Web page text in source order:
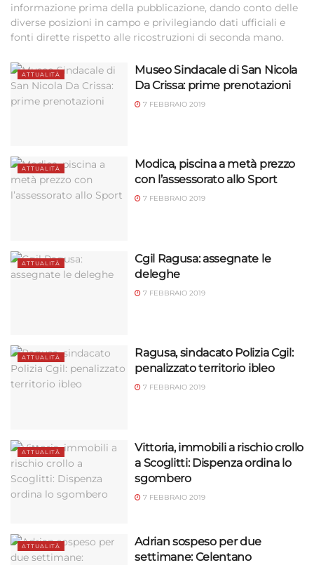
informazione prima della pubblicazione, dando conto delle
diverse posizioni in campo e privilegiando dati ufficiali e
fonti dirette rispetto alle ricostruzioni di seconda mano.
ATTUALITÀ
Museo Sindacale di San Nicola
Da Crissa: prime prenotazioni
7 FEBBRAIO 2019
ATTUALITÀ
Modica, piscina a metà prezzo
con l’assessorato allo Sport
7 FEBBRAIO 2019
ATTUALITÀ
Cgil Ragusa: assegnate le
deleghe
7 FEBBRAIO 2019
ATTUALITÀ
Ragusa, sindacato Polizia Cgil:
penalizzato territorio ibleo
7 FEBBRAIO 2019
ATTUALITÀ
Vittoria, immobili a rischio crollo
a Scoglitti: Dispenza ordina lo
sgombero
7 FEBBRAIO 2019
ATTUALITÀ
Adrian sospeso per due
settimane: Celentano